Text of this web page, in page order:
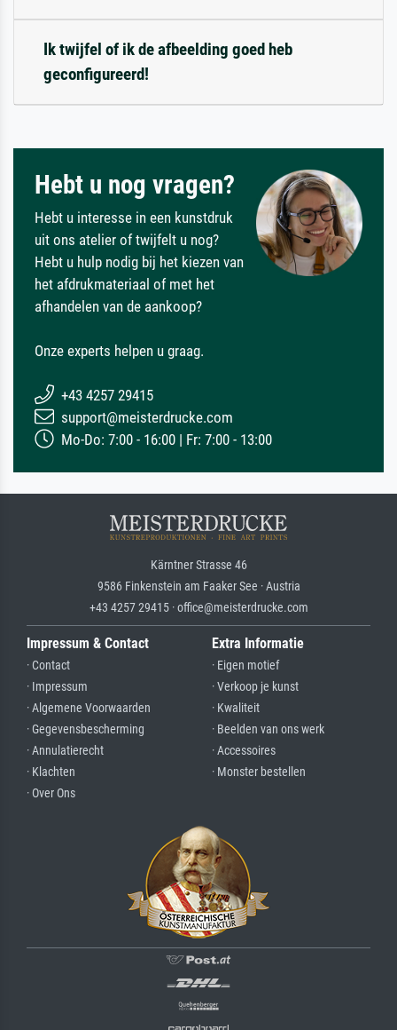
Ik twijfel of ik de afbeelding goed heb
geconfigureerd!
Hebt u nog vragen?
Hebt u interesse in een kunstdruk
uit ons atelier of twijfelt u nog?
Hebt u hulp nodig bij het kiezen van
het afdrukmateriaal of met het
afhandelen van de aankoop?
Onze experts helpen u graag.
+43 4257 29415
support@meisterdrucke.com
Mo-Do: 7:00 - 16:00 | Fr: 7:00 - 13:00
Kärntner Strasse 46
9586 Finkenstein am Faaker See · Austria
+43 4257 29415 · office@meisterdrucke.com
Impressum & Contact
· Contact
· Impressum
· Algemene Voorwaarden
· Gegevensbescherming
· Annulatierecht
· Klachten
· Over Ons
Extra Informatie
· Eigen motief
· Verkoop je kunst
· Kwaliteit
· Beelden van ons werk
· Accessoires
· Monster bestellen